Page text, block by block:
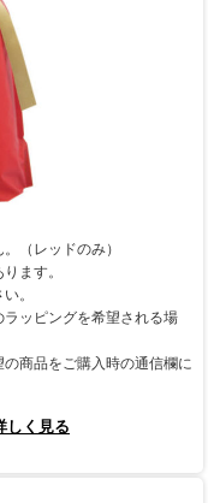
（レッドのみ）
ます。
。
ッピングを希望される場
商品をご購入時の通信欄に
しく見る